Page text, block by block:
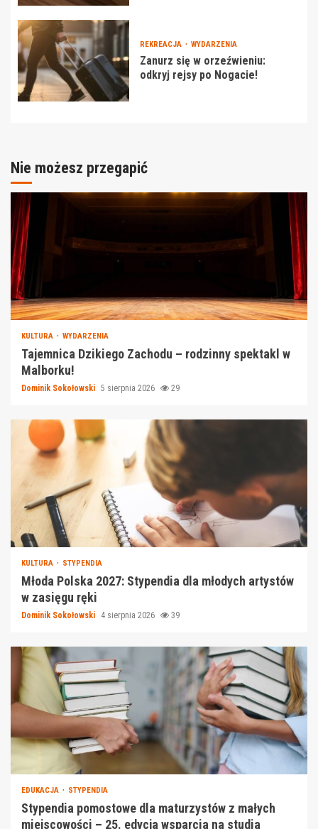
REKREACJA WYDARZENIA
Zanurz się w orzeźwieniu:
odkryj rejsy po Nogacie!
Nie możesz przegapić
KULTURA WYDARZENIA
Tajemnica Dzikiego Zachodu – rodzinny spektakl w
Malborku!
Dominik Sokołowski 5 sierpnia 2026 29
KULTURA STYPENDIA
Młoda Polska 2027: Stypendia dla młodych artystów
w zasięgu ręki
Dominik Sokołowski 4 sierpnia 2026 39
EDUKACJA STYPENDIA
Stypendia pomostowe dla maturzystów z małych
miejscowości – 25. edycja wsparcia na studia